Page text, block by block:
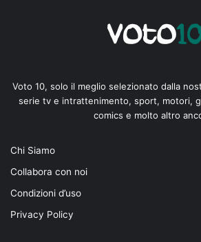
Voto 10, solo il meglio selezionato dalla
serie tv e intrattenimento, sport, motori,
comics e molto altro
Chi Siamo
Collabora con noi
Condizioni d’uso
Privacy Policy